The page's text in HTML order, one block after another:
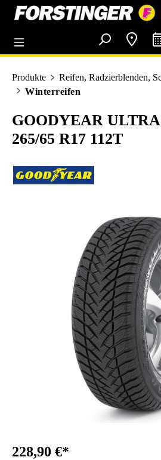
springen
Produkte Reifen, Radzierblenden,
Winterreifen
GOODYEAR
265/65 R17 112T
228,90 €*